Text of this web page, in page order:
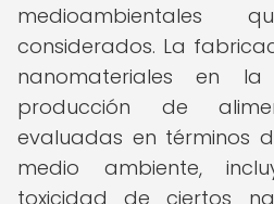
considerados. La
nanomateriales en
producción de
evaluadas en términos
medio ambiente,
toxicidad de ciertos